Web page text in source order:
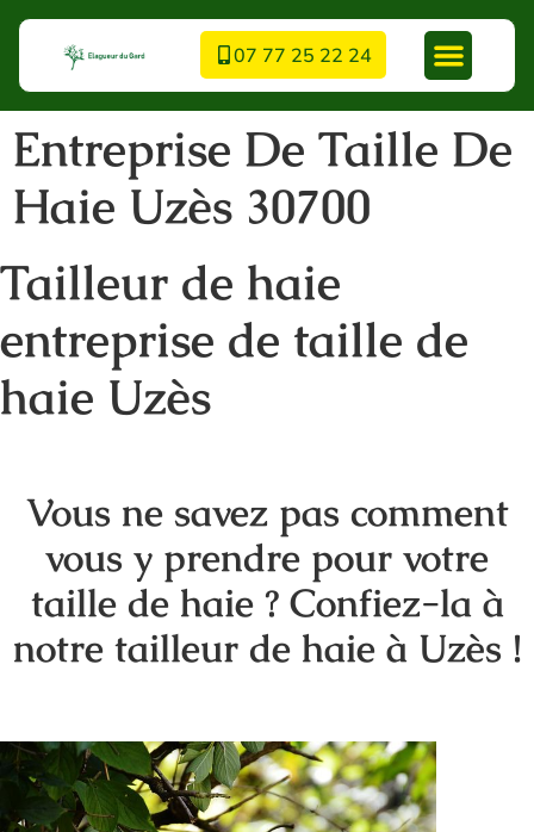
07 77 25 22 24
Entreprise De Taille De
Haie Uzès 30700
Tailleur de haie
entreprise de taille de
haie Uzès
Vous ne savez pas comment
vous y prendre pour votre
taille de haie ? Confiez-la à
notre tailleur de haie à Uzès !